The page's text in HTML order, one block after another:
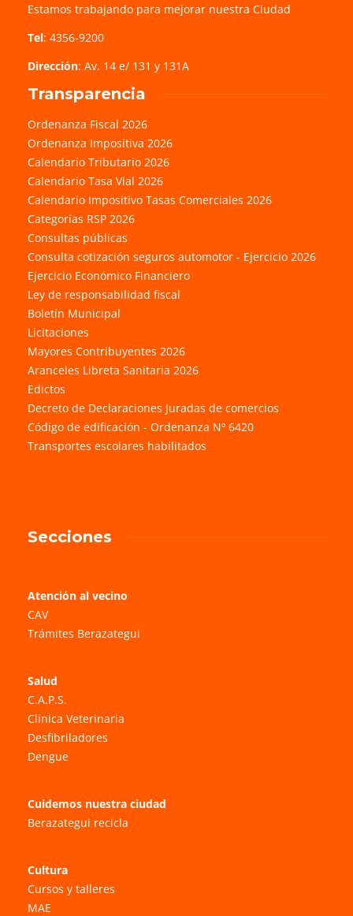
Estamos trabajando para mejorar nuestra Ciudad
Tel: 4356-9200
Dirección: Av. 14 e/ 131 y 131A
Transparencia
Ordenanza Fiscal 2026
Ordenanza Impositiva 2026
Calendario Tributario 2026
Calendario Tasa Vial 2026
Calendario Impositivo Tasas Comerciales 2026
Categorías RSP 2026
Consultas públicas
Consulta cotización seguros automotor - Ejercicio 2026
Ejercicio Económico Financiero
Ley de responsabilidad fiscal
Boletín Municipal
Licitaciones
Mayores Contribuyentes 2026
Aranceles Libreta Sanitaria 2026
Edictos
Decreto de Declaraciones Juradas de comercios
Código de edificación - Ordenanza Nº 6420
Transportes escolares habilitados
Secciones
Atención al vecino
CAV
Trámites Berazategui
Salud
C.A.P.S.
Clínica Veterinaria
Desfibriladores
Dengue
Cuidemos nuestra ciudad
Berazategui recicla
Cultura
Cursos y talleres
MAE